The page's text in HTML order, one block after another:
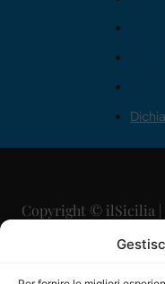
Copyright © ilSicilia |